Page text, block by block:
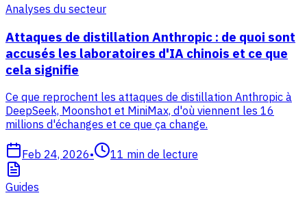
Analyses du secteur
Attaques de distillation Anthropic : de quoi sont
accusés les laboratoires d'IA chinois et ce que
cela signifie
Ce que reprochent les attaques de distillation Anthropic à
DeepSeek, Moonshot et MiniMax, d'où viennent les 16
millions d'échanges et ce que ça change.
Feb 24, 2026• 11 min de lecture
Guides